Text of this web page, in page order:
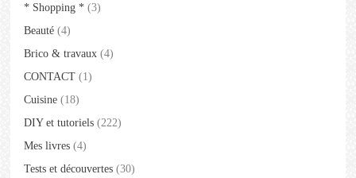
* Shopping * (3)
Beauté (4)
Brico & travaux (4)
CONTACT (1)
Cuisine (18)
DIY et tutoriels (222)
Mes livres (4)
Tests et découvertes (30)